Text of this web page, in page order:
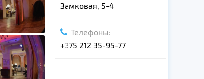
Замковая, 5-4
Телефоны:
+375 212 35-95-77